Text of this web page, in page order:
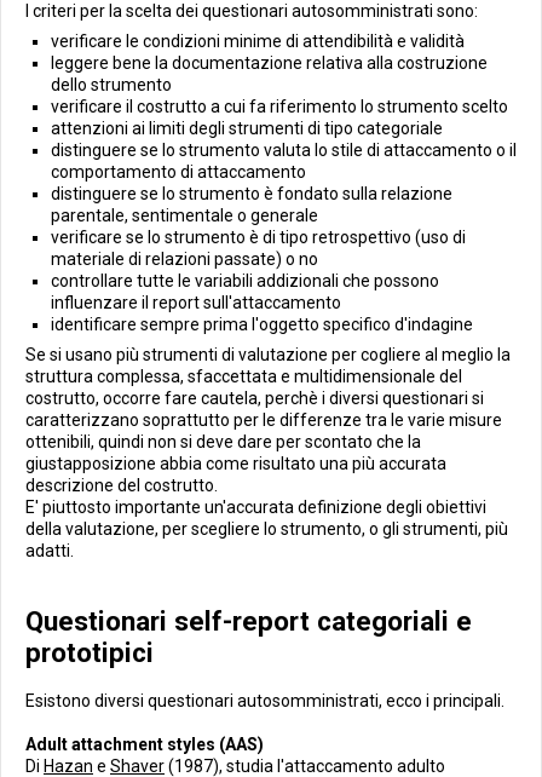
I criteri per la scelta dei questionari autosomministrati sono:
verificare le condizioni minime di attendibilità e validità
leggere bene la documentazione relativa alla costruzione
dello strumento
verificare il costrutto a cui fa riferimento lo strumento scelto
attenzioni ai limiti degli strumenti di tipo categoriale
distinguere se lo strumento valuta lo stile di attaccamento o il
comportamento di attaccamento
distinguere se lo strumento è fondato sulla relazione
parentale, sentimentale o generale
verificare se lo strumento è di tipo retrospettivo (uso di
materiale di relazioni passate) o no
controllare tutte le variabili addizionali che possono
influenzare il report sull'attaccamento
identificare sempre prima l'oggetto specifico d'indagine
Se si usano più strumenti di valutazione per cogliere al meglio la
struttura complessa, sfaccettata e multidimensionale del
costrutto, occorre fare cautela, perchè i diversi questionari si
caratterizzano soprattutto per le differenze tra le varie misure
ottenibili, quindi non si deve dare per scontato che la
giustapposizione abbia come risultato una più accurata
descrizione del costrutto.
E' piuttosto importante un'accurata definizione degli obiettivi
della valutazione, per scegliere lo strumento, o gli strumenti, più
adatti.
Questionari self-report categoriali e
prototipici
Esistono diversi questionari autosomministrati, ecco i principali.
Adult attachment styles (AAS)
Di Hazan e Shaver(1987), studia l'attaccamento adulto